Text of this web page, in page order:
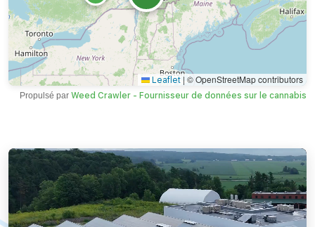
Leaflet | © OpenStreetMap contributors
Propulsé par Weed Crawler - Fournisseur de données sur le cannabis